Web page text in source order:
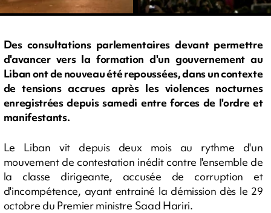
Des consultations parlementaires devant permettre
d'avancer vers la formation d'un gouvernement au
Liban ont de nouveau été repoussées, dans un contexte
de tensions accrues après les violences nocturnes
enregistrées depuis samedi entre forces de l'ordre et
manifestants.
Le Liban vit depuis deux mois au rythme d'un
mouvement de contestation inédit contre l'ensemble de
la classe dirigeante, accusée de corruption et
d'incompétence, ayant entrainé la démission dès le 29
octobre du Premier ministre Saad Hariri.